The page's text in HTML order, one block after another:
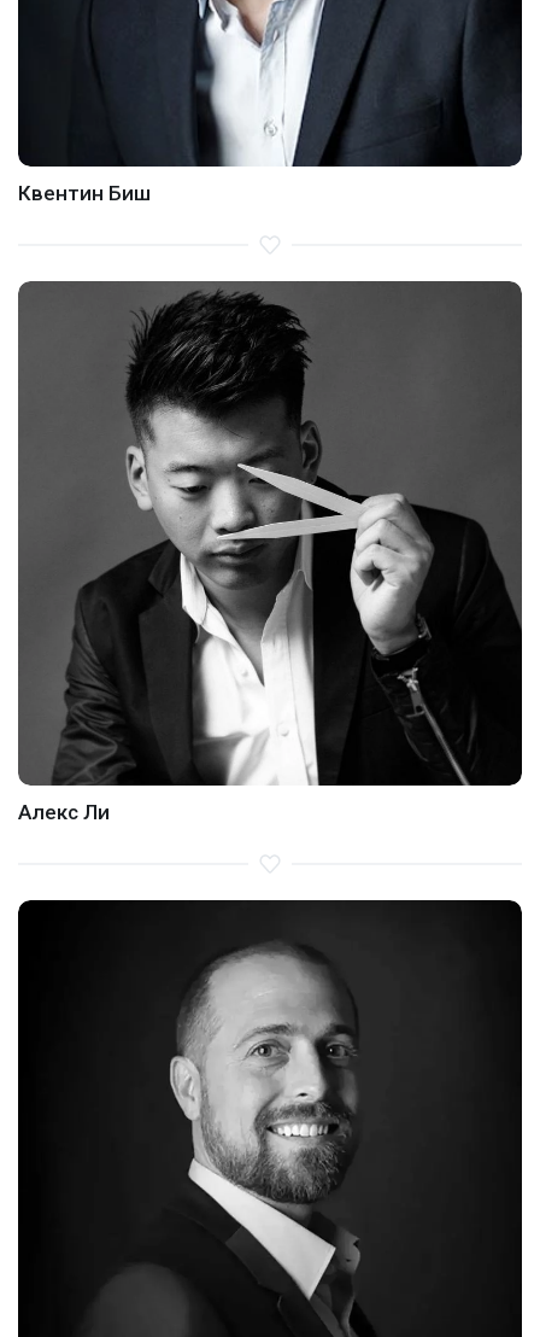
Квентин Биш
Алекс Ли